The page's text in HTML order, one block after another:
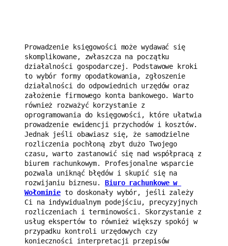
Prowadzenie księgowości może wydawać się
skomplikowane, zwłaszcza na początku
działalności gospodarczej. Podstawowe kroki
to wybór formy opodatkowania, zgłoszenie
działalności do odpowiednich urzędów oraz
założenie firmowego konta bankowego. Warto
również rozważyć korzystanie z
oprogramowania do księgowości, które ułatwia
prowadzenie ewidencji przychodów i kosztów.
Jednak jeśli obawiasz się, że samodzielne
rozliczenia pochłoną zbyt dużo Twojego
czasu, warto zastanowić się nad współpracą z
biurem rachunkowym. Profesjonalne wsparcie
pozwala uniknąć błędów i skupić się na
rozwijaniu biznesu. Biuro rachunkowe w
Wołominie to doskonały wybór, jeśli zależy
Ci na indywidualnym podejściu, precyzyjnych
rozliczeniach i terminowości. Skorzystanie z
usług ekspertów to również większy spokój w
przypadku kontroli urzędowych czy
konieczności interpretacji przepisów